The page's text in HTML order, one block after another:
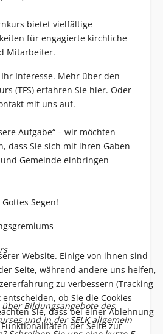
bietet vielfältige
für engagierte kirchliche
Mitarbeiter.
Interesse. Mehr über den
(TFS) erfahren Sie hier. Oder
mit uns auf.
Aufgabe“ – wir möchten
dass Sie sich mit ihren Gaben
Gemeinde einbringen
Segen!
Bildungsangebote des
und in der SELK allgemein
Website. Einige von ihnen sind
Seite, während andere uns helfen,
zu verbessern (Tracking
ob Sie die Cookies
Sie, dass bei einer Ablehnung
der Seite zur